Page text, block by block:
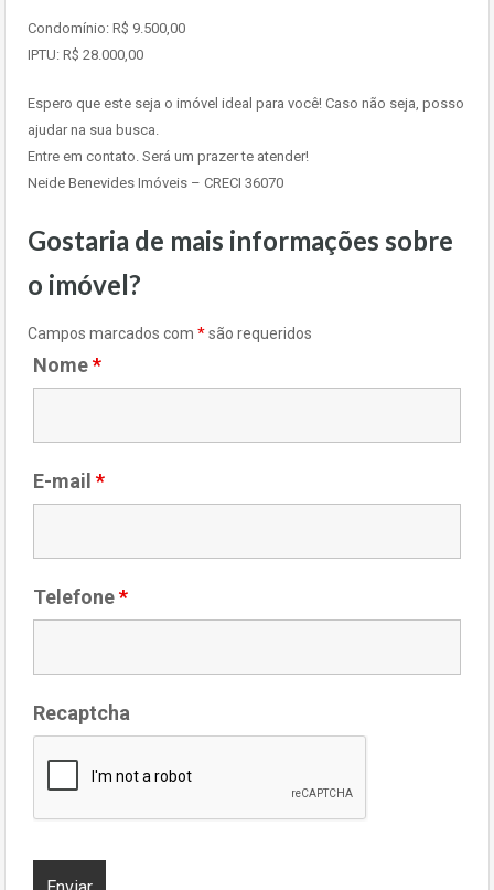
Condomínio: R$ 9.500,00
IPTU: R$ 28.000,00
Espero que este seja o imóvel ideal para você! Caso não seja, posso
ajudar na sua busca.
Entre em contato. Será um prazer te atender!
Neide Benevides Imóveis – CRECI 36070
Gostaria de mais informações sobre
o imóvel?
Campos marcados com *são requeridos
Nome*
E-mail *
Telefone*
Recaptcha